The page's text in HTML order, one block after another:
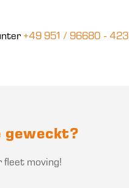
+49 951 / 96680 - 423
geweckt?
fleet moving!